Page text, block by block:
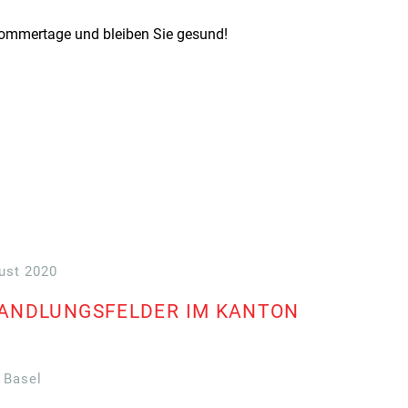
und bleiben Sie gesund!
2020
IM KANTON